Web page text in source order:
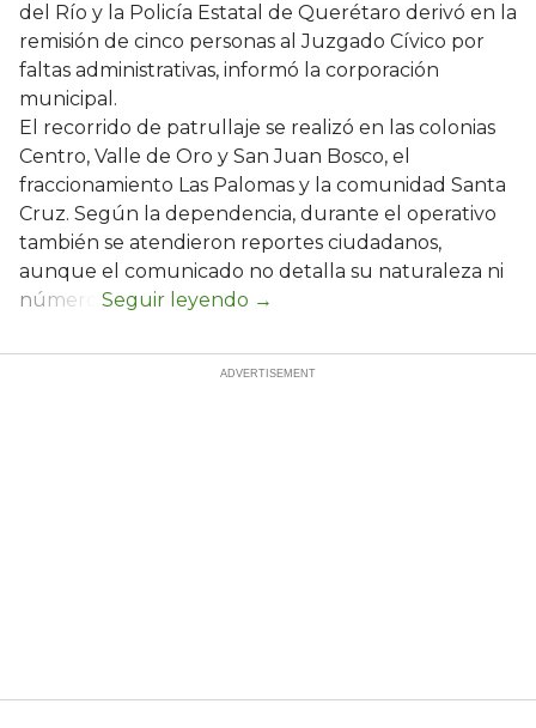
del Río y la Policía Estatal de Querétaro derivó en la
remisión de cinco personas al Juzgado Cívico por
faltas administrativas, informó la corporación
municipal.
El recorrido de patrullaje se realizó en las colonias
Centro, Valle de Oro y San Juan Bosco, el
fraccionamiento Las Palomas y la comunidad Santa
Cruz. Según la dependencia, durante el operativo
también se atendieron reportes ciudadanos,
aunque el comunicado no detalla su naturaleza ni
número.